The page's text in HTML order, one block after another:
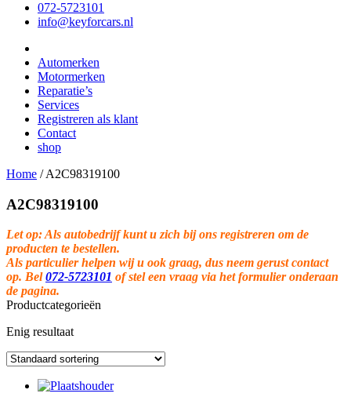
072-5723101
info@keyforcars.nl
Automerken
Motormerken
Reparatie’s
Services
Registreren als klant
Contact
shop
Home /A2C98319100
A2C98319100
Let op: Als autobedrijf kunt u zich bij ons registreren om de
producten te bestellen.
Als particulier helpen wij u ook graag, dus neem gerust contact
op. Bel072-5723101 of stel een vraag via het formulier onderaan
de pagina.
Productcategorieën
Enig resultaat